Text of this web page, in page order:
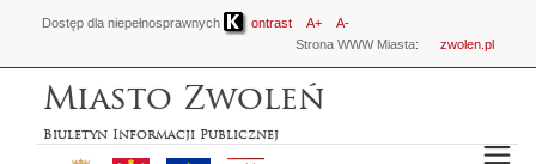
Dostęp dla niepełnosprawnych ontrast A+
A-
Strona WWW Miasta:
zwolen.pl
Miasto Zwoleń
Biuletyn Informacji Publicznej